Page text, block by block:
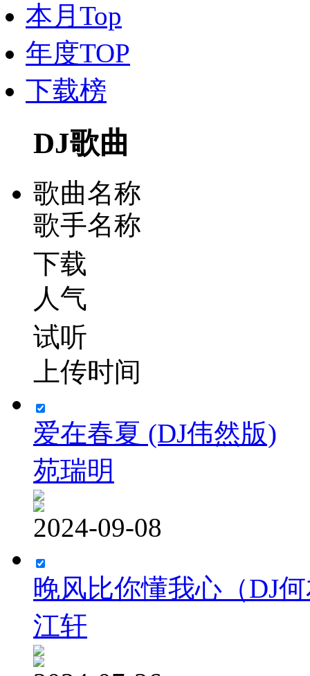
本月Top
年度TOP
下载榜
DJ歌曲
歌曲名称
歌手名称
下载
人气
试听
上传时间
爱在春夏 (DJ伟然版)
苑瑞明
2024-09-08
晚风比你懂我心（DJ
江轩